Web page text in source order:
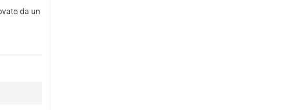
che
da un